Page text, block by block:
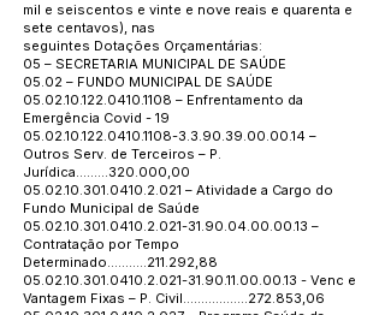
mil e seiscentos e vinte e nove reais e quarenta e
sete centavos), nas
seguintes Dotações Orçamentárias:
05 – SECRETARIA MUNICIPAL DE SAÚDE
05.02 – FUNDO MUNICIPAL DE SAÚDE
05.02.10.122.0410.1108 – Enfrentamento da
Emergência Covid - 19
05.02.10.122.0410.1108-3.3.90.39.00.00.14 –
Outros Serv. de Terceiros – P.
Jurídica.........320.000,00
05.02.10.301.0410.2.021 – Atividade a Cargo do
Fundo Municipal de Saúde
05.02.10.301.0410.2.021-31.90.04.00.00.13 –
Contratação por Tempo
Determinado...........211.292,88
05.02.10.301.0410.2.021-31.90.11.00.00.13 - Venc e
Vantagem Fixas – P. Civil..................272.853,06